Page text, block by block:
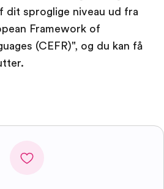
sproglige niveau ud fra
Framework of
(CEFR)", og du kan få